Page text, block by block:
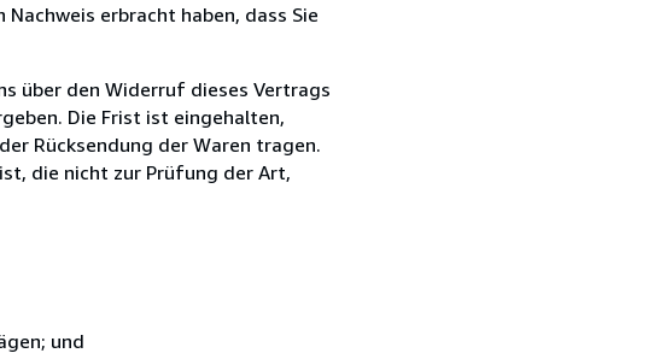
erbracht haben, dass Sie
über den Widerruf dieses Vertrags
Die Frist ist eingehalten,
Rücksendung der Waren tragen.
die nicht zur Prüfung der Art,
und